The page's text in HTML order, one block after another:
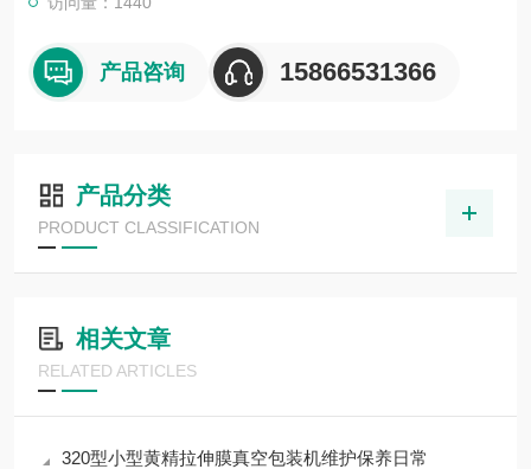
产品咨询 15866531366
产品分类
PRODUCT CLASSIFICATION
相关文章
RELATED ARTICLES
320型小型黄精拉伸膜真空包装机维护保养日常